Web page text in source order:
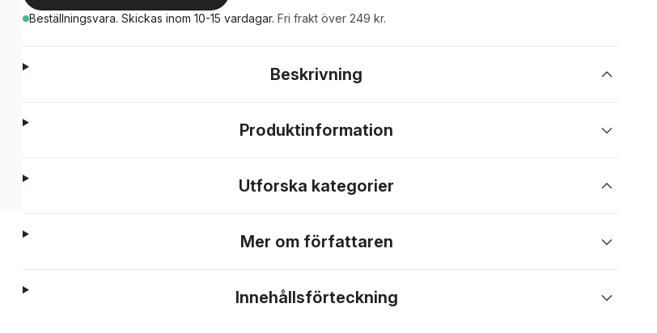
Beställningsvara. Skickas inom 10-15 vardagar. Fri frakt över 249 kr.
Beskrivning
Produktinformation
Utforska kategorier
Mer om författaren
Innehållsförteckning